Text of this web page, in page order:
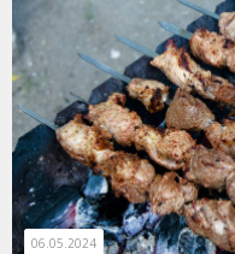
06.05.2024